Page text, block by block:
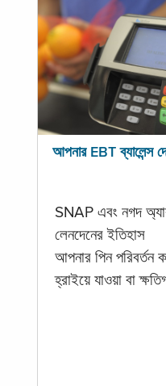
আপনার EBT ব্যালেন্স
SNAP এবং নগদ
লেনদেনের ইতিহাস
আপনার পিন পরিবর্তন
হ্রাইয়ে যাওয়া বা